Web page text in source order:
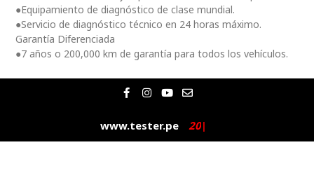
●Equipamiento de diagnóstico de clase mundial.
●Servicio de diagnóstico técnico en 24 horas máximo.
Garantía Diferenciada
●7 años o 200,000 km de garantía para todos los vehículos.
F
a
e
b
o
I
n
t
a
g
Y
o
t
u
b
E
n
e
l
o
www.tester.pe 202|